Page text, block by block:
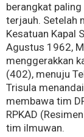
berangkat
terjauh. Setelah
Kesatuan Kapal
Agustus 1962,
menggerakkan
(402), menuju
Trisula
membawa tim
RPKAD
tim ilmuwan.